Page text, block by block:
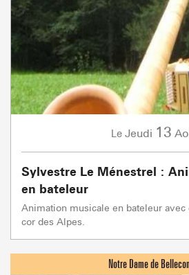
Le Jeudi 13
Sylvestre Le Ménestrel :
en bateleur
Animation musicale en bateleur avec
cor des Alpes.